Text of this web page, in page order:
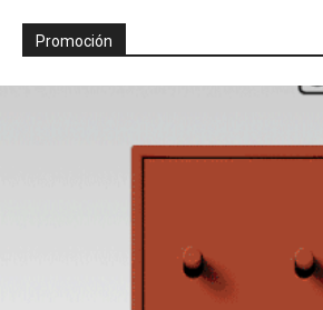
Promoción